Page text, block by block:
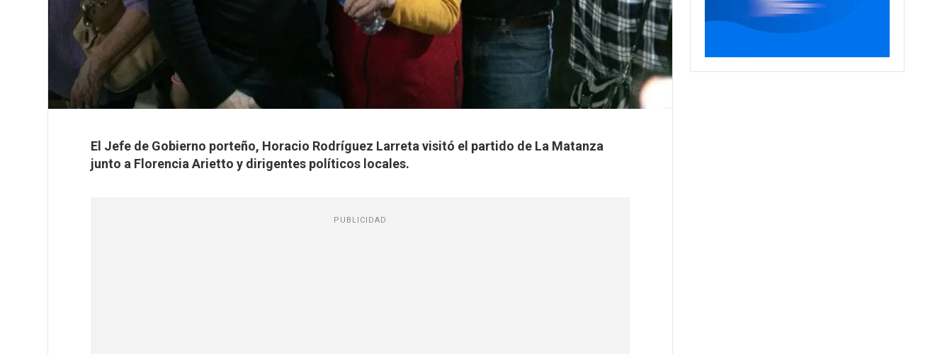
El Jefe de Gobierno porteño, Horacio Rodríguez Larreta visitó el partido de La Matanza
junto a Florencia Arietto y dirigentes políticos locales.
PUBLICIDAD